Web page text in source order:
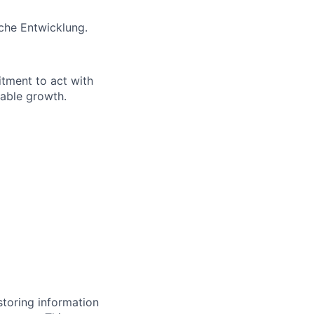
Entwicklung.
to act with
growth.
information